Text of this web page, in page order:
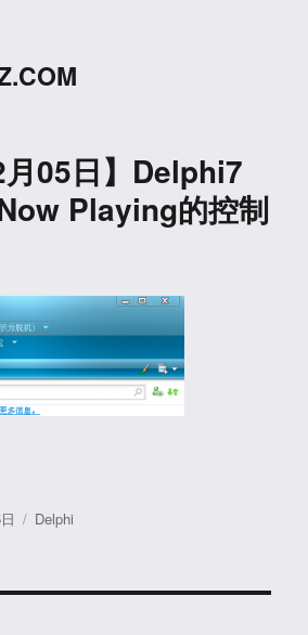
月05日】Delphi7
Playing的控制
分
Delphi